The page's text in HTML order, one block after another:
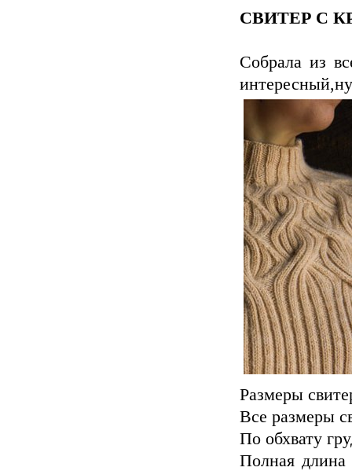
СВИТЕР С
Собрала из
Размеры
Все размеры
По обхвату
Полная длина